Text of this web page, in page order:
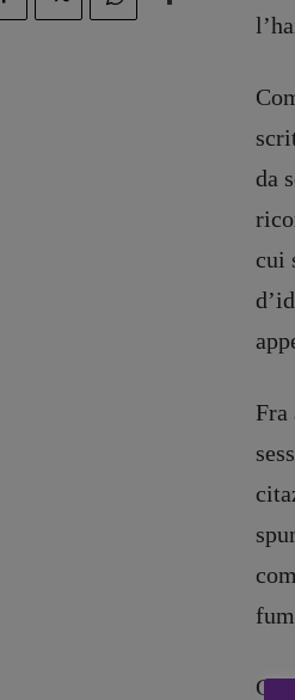
Blade
Intelligenza
Maestri
Pasolini
Psichedelia
da
cui
Fra